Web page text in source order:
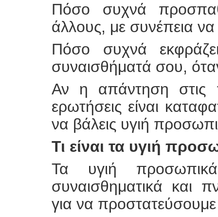
Πόσο συχνά
άλλους, με συνέπεια
Πόσο συχνά
συναισθήματά σου,
Αν η απάντηση στις
ερωτήσεις είναι
να βάλεις υγιή
Τι είναι τα υγιή
Τα υγιή
συναισθηματικά και
για να